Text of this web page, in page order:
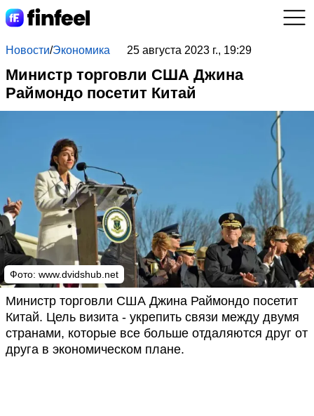
Новости/Экономика 25 августа 2023 г., 19:29
Министр торговли США Джина
Раймондо посетит Китай
Фото: www.dvidshub.net
Министр торговли США Джина Раймондо посетит
Китай. Цель визита - укрепить связи между двумя
странами, которые все больше отдаляются друг от
друга в экономическом плане.